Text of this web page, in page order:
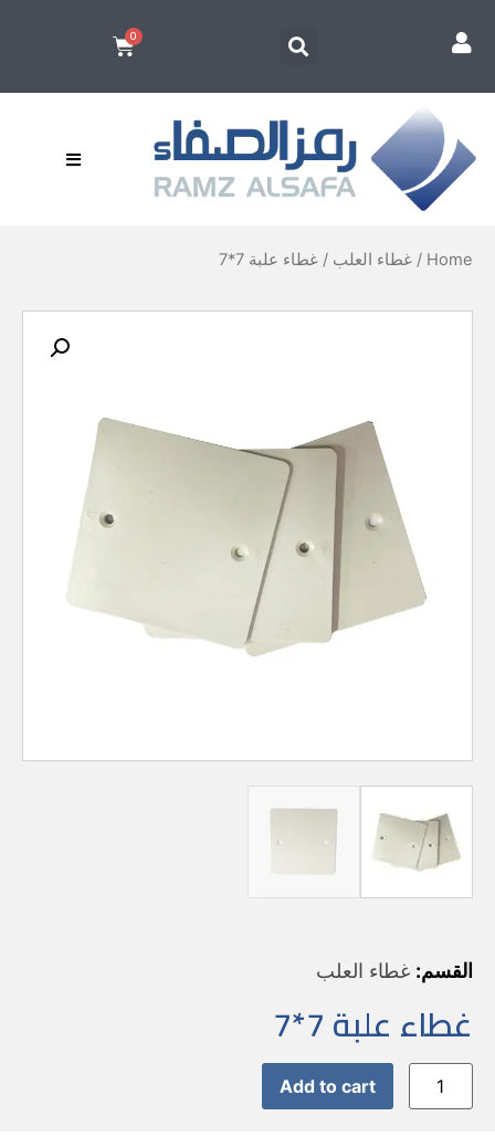
Home
/ غطاء العلب / غطاء علبة 7*7
القسم: غطاء العلب
غطاء علبة 7*7
Add to cart